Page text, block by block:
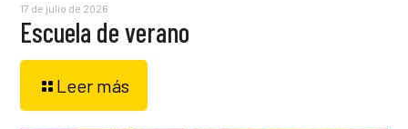
17 de julio de 2026
Escuela de verano
Leer más